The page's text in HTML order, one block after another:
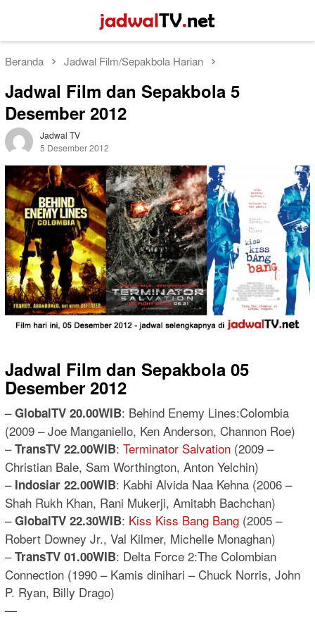
konten
Mobile
Beranda Jadwal Film/Sepakbola Harian
Jadwal Film dan Sepakbola 5
Desember 2012
Jadwal TV
5 Desember 2012
Jadwal Film dan Sepakbola 05
Desember 2012
–GlobalTV 20.00WIB: Behind Enemy Lines:Colombia
(2009 – Joe Manganiello, Ken Anderson, Channon Roe)
–TransTV 22.00WIB: Terminator Salvation (2009 –
Christian Bale, Sam Worthington, Anton Yelchin)
– Indosiar 22.00WIB: Kabhi Alvida Naa Kehna (2006 –
Shah Rukh Khan, Rani Mukerji, Amitabh Bachchan)
–GlobalTV 22.30WIB: Kiss Kiss Bang Bang (2005 –
Robert Downey Jr., Val Kilmer, Michelle Monaghan)
–TransTV 01.00WIB: Delta Force 2:The Colombian
Connection (1990 – Kamis dinihari – Chuck Norris, John
P. Ryan, Billy Drago)
—